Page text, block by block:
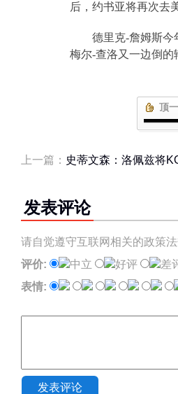
后，约书亚将再次去
德里克-詹姆斯今
梅尔-查洛又一边倒的
顶
上一篇： 史蒂文森：洛佩兹将
发表评论
请自觉遵守互联网相关的政策
评价:
中立 好评
差
表情:
发表评论